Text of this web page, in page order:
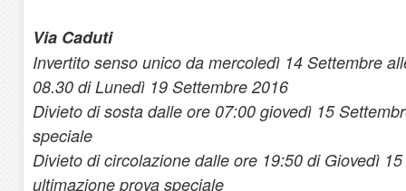
Via Caduti
Invertito senso unico da mercoledì 14 Settembre
08.30 di Lunedì 19 Settembre 2016
Divieto di sosta dalle ore 07:00 giovedì 15
speciale
Divieto di circolazione dalle ore 19:50 di Giovedì
ultimazione prova speciale